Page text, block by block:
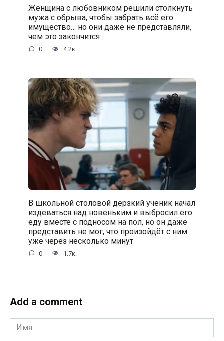
Женщина с любовником решили столкнуть
мужа с обрыва, чтобы забрать всё его
имущество… но они даже не представляли,
чем это закончится
0 4.2к.
В школьной столовой дерзкий ученик начал
издеваться над новеньким и выбросил его
еду вместе с подносом на пол, но он даже
представить не мог, что произойдёт с ним
уже через несколько минут
0 1.7к.
Add a comment
Имя
*